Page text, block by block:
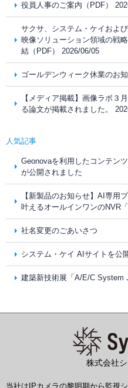
役員人事のご案内（PDF）
サクサ、システム・ケイおよ
映像ソリューション領域の戦
結（PDF） 2026/06/05
ゴールデンウィーク休業のお
【メディア掲載】画像ラボ３
る論文が掲載されました。
人気記事
Geonovaを利用したコンテン
が公開されました
【新製品のお知らせ】AI専用
叶えるオールインワンのNVR
社名変更のごあいさつ
システム・ケイ AIサイトを公
建築新技術展「A/E/C System
株式会社
当社はIPカメラの黎明期から監視